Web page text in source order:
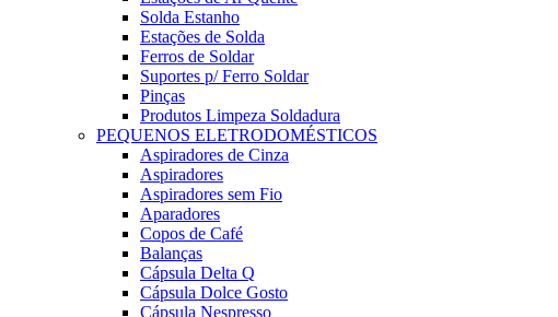
Solda Estanho
Estações de Solda
Ferros de Soldar
Suportes p/ Ferro Soldar
Pinças
Produtos Limpeza Soldadura
PEQUENOS ELETRODOMÉSTICOS
Aspiradores de Cinza
Aspiradores
Aspiradores sem Fio
Aparadores
Copos de Café
Balanças
Cápsula Delta Q
Cápsula Dolce Gosto
Cápsula Nespresso